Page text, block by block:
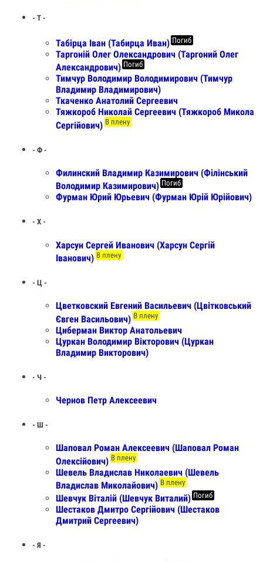
- Т -
Табірца Іван (Табирца Иван) Погиб
Таргоній Олег Олександрович (Таргоний Олег
Александрович) Погиб
Тимчур Володимир Володимирович (Тимчур
Владимир Владимирович)
Ткаченко Анатолий Сергеевич
Тяжкороб Николай Сергеевич (Тяжкороб Микола
Сергійович) В плену
- Ф -
Филинский Владимир Казимирович (Філінський
Володимир Казимирович) Погиб
Фурман Юрий Юрьевич (Фурман Юрій Юрійович)
- Х -
Харсун Сергей Иванович (Харсун Сергій
Іванович) В плену
- Ц -
Цветковский Евгений Васильевич (Цвітковський
Євген Васильович) В плену
Циберман Виктор Анатольевич
Цуркан Володимир Вікторович (Цуркан
Владимир Викторович)
- Ч -
Чернов Петр Алексеевич
- Ш -
Шаповал Роман Алексеевич (Шаповал Роман
Олексійович) В плену
Шевель Владислав Николаевич (Шевель
Владислав Миколайович) В плену
Шевчук Віталій (Шевчук Виталий) Погиб
Шестаков Дмитро Сергійович (Шестаков
Дмитрий Сергеевич)
- Я -